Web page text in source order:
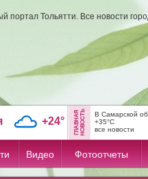
портал Тольятти. Все новости
+24°
В Самарской
+35°C
все новости
Видео Фотоотчеты